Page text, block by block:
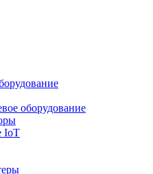
оборудование
IoT